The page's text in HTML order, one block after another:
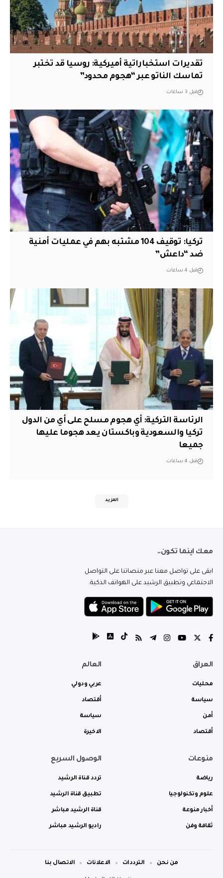
تقديرات استخباراتية أميركية: روسيا قد تختبر
تماسك الناتو عبر “هجوم محدود”
قبل 3 ساعات
تركيا: توقيف 104 مشتبه بهم في عمليات أمنية
ضد “داعش”
قبل 4 ساعات
الرئاسة التركية: أي هجوم مسلح على أي من الدول
تركيا والسعودية وباكستان يعد هجوما عليها
جميعا
قبل 4 ساعات
المزيد
معك اينما تكون..
ابقى على تواصل معنا عبر منصاتنا على التواصل
الاجتماعي وتطبيق الرشيد على الهواتف الذكية.
العراق
محليات
سياسة
أمن
أقتصاد
العالم
عربي ودولي
أقتصاد
سياسة
الاخيرة
منوعات
رياضة
علوم وتكنولوجيا
أخبار منوعة
ثقافة وفن
الوصول السريع
تردد قناة الرشيد
تطبيق قناة الرشيد
قناة الرشيد مباشر
راديو الرشيد مباشر
من نحن الترددات الاعلانات الاتصال بنا